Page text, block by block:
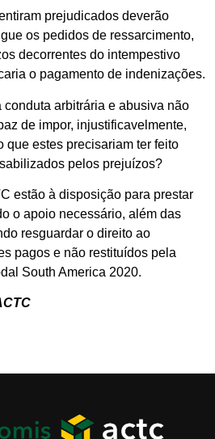
prejudicados deverão
os pedidos de ressarcimento,
decorrentes do intempestivo
o pagamento de indenizações.
conduta arbitrária e abusiva não
de impor, injustificavelmente,
que estes precisariam ter feito
pelos prejuízos?
estão à disposição para prestar
o apoio necessário, além das
resguardar o direito ao
pagos e não restituídos pela
South America 2020.